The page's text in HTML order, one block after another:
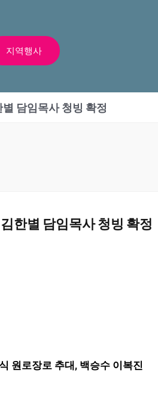
지역행사
담임목사 청빙 확정
한별 담임목사 청빙 확정
원로장로 추대, 백승수 이복진